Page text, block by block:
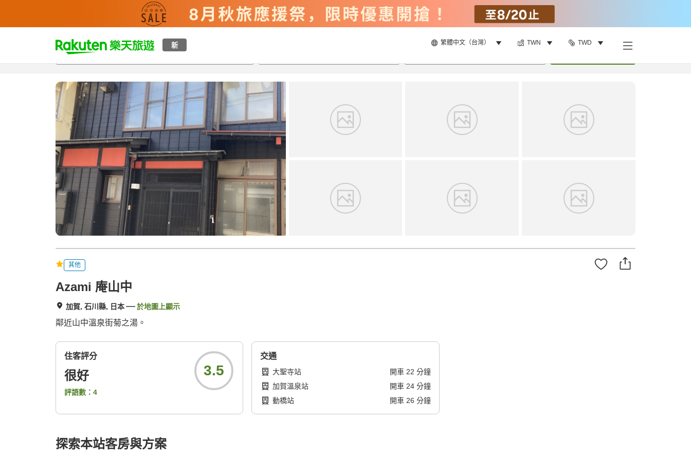
新 繁體中文（台灣） TWN TWD
t
p
a
g
e
_
a
r
c
h
總覽客房與方案評語設施
其他
Azami 庵山中
加賀, 石川縣, 日本 於地圖上顯示
鄰近山中溫泉街菊之湯。
住客評分
很好
評語數： 4
3.5
交通
大聖寺站 開車 22 分鐘
加賀溫泉站
開車 24分鐘
動橋站
開車 26 分鐘
探索本站客房與方案